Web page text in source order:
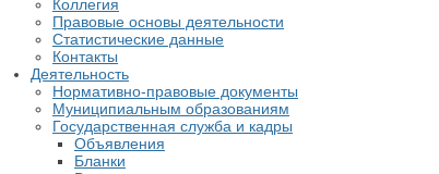
Коллегия
Правовые основы деятельности
Статистические данные
Контакты
Деятельность
Нормативно-правовые документы
Муниципиальным образованиям
Государственная служба и кадры
Объявления
Бланки